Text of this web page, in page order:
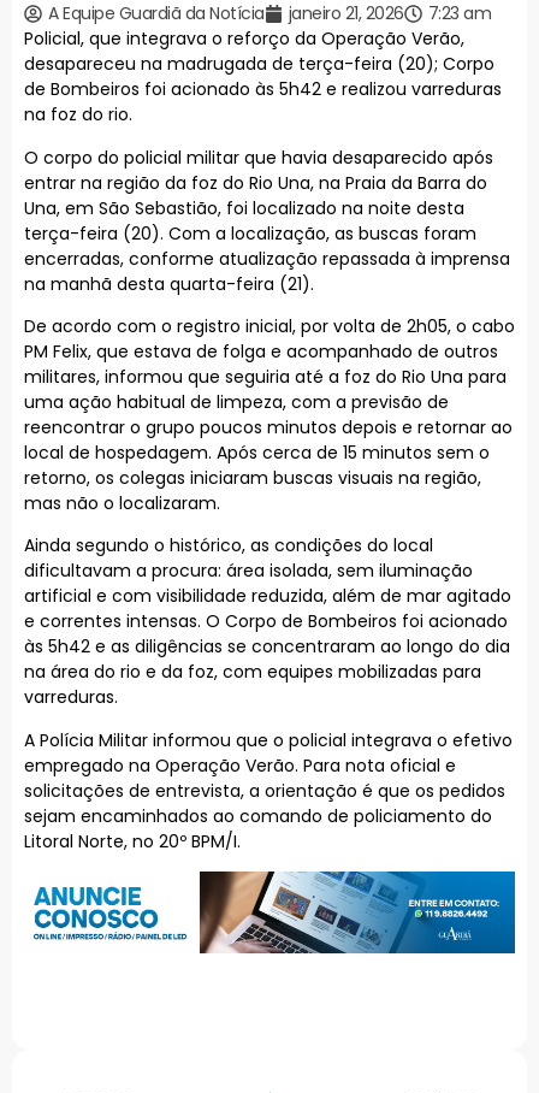
A Equipe Guardiã da Notícia janeiro 21, 2026
7:23 am
Policial, que integrava o reforço da Operação Verão,
desapareceu na madrugada de terça-feira (20); Corpo
de Bombeiros foi acionado às 5h42 e realizou varreduras
na foz do rio.
O corpo do policial militar que havia desaparecido após
entrar na região da foz do Rio Una, na Praia da Barra do
Una, em São Sebastião, foi localizado na noite desta
terça-feira (20). Com a localização, as buscas foram
encerradas, conforme atualização repassada à imprensa
na manhã desta quarta-feira (21).
De acordo com o registro inicial, por volta de 2h05, o cabo
PM Felix, que estava de folga e acompanhado de outros
militares, informou que seguiria até a foz do Rio Una para
uma ação habitual de limpeza, com a previsão de
reencontrar o grupo poucos minutos depois e retornar ao
local de hospedagem. Após cerca de 15 minutos sem o
retorno, os colegas iniciaram buscas visuais na região,
mas não o localizaram.
Ainda segundo o histórico, as condições do local
dificultavam a procura: área isolada, sem iluminação
artificial e com visibilidade reduzida, além de mar agitado
e correntes intensas. O Corpo de Bombeiros foi acionado
às 5h42 e as diligências se concentraram ao longo do dia
na área do rio e da foz, com equipes mobilizadas para
varreduras.
A Polícia Militar informou que o policial integrava o efetivo
empregado na Operação Verão. Para nota oficial e
solicitações de entrevista, a orientação é que os pedidos
sejam encaminhados ao comando de policiamento do
Litoral Norte, no 20º BPM/I.